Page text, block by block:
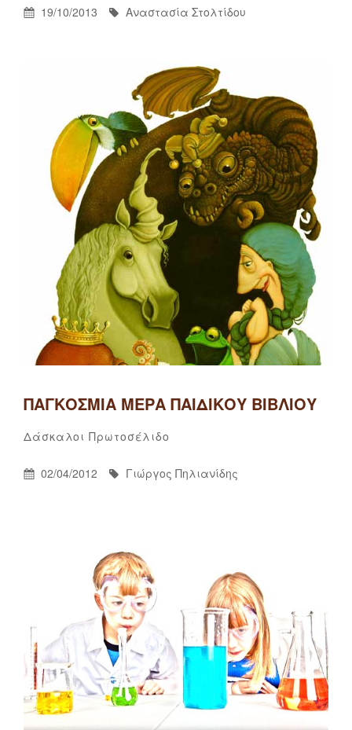
Posted
19/10/2013 By
Αναστασία Στολτίδου
ΠΑΓΚΌΣΜΙΑ ΜΈΡΑ ΠΑΙΔΙΚΟΎ ΒΙΒΛΊΟΥ
Categories
Δάσκαλοι ΠρωτοσέλιδοΓιώργος
Posted
02/04/2012 By
Γιώργος Πηλιανίδης